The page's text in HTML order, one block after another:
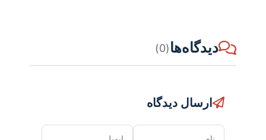
دیدگاه‌ها(0)
ارسال دیدگاه
نام ایمیل